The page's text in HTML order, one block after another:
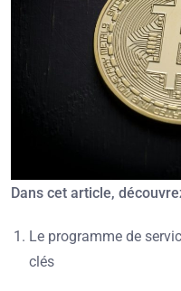
Dans cet article,
Le programme de
clés